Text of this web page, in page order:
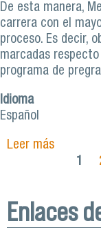
De esta manera,
carrera con el
proceso. Es decir,
marcadas
programa de
Idioma
Español
Leer mássobre
1
Enlaces